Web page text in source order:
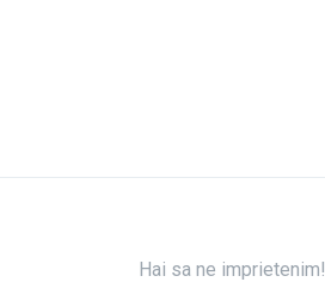
Hai sa ne imprietenim!